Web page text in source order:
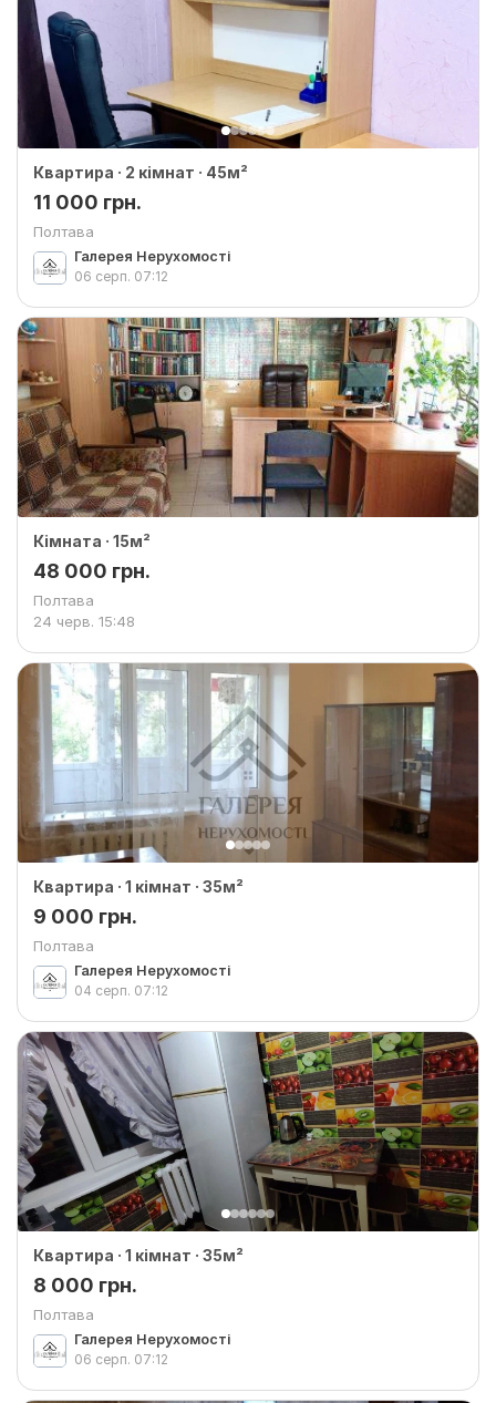
Квартира · 2 кімнат · 45м²
11 000 грн.
Полтава
Галерея Нерухомості
06 серп. 07:12
Кімната · 15м²
48 000 грн.
Полтава
24 черв. 15:48
Квартира · 1 кімнат · 35м²
9 000 грн.
Полтава
Галерея Нерухомості
04 серп. 07:12
Квартира · 1 кімнат · 35м²
8 000 грн.
Полтава
Галерея Нерухомості
06 серп. 07:12